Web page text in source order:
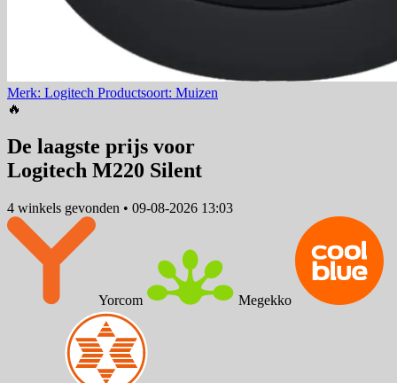
Merk: Logitech Productsoort: Muizen
🔥
De laagste prijs voor
Logitech M220 Silent
4 winkels gevonden • 09-08-2026 13:03
Yorcom Megekko